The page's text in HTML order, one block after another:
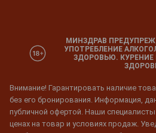
МИНЗДРАВ
УПОТРЕБЛЕНИЕ
ЗДОРОВЬЮ.
Внимание! Гарантировать наличие
без его бронирования. Информация,
публичной офертой. Наши
ценах на товар и условиях продаж.